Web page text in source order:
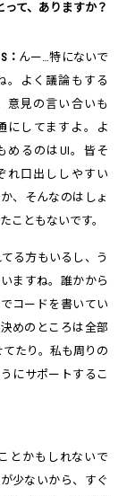
て、ありますか？
： んー…特にないで
。よく議論もする
意見の言い合いも
にしてますよ。よ
めるのはUI。皆そ
れ口出ししやすい
、そんなのはしょ
こともないです。
る方もいるし、う
ますね。誰かから
コードを書いてい
めのところは全部
たり。私も周りの
にサポートするこ
とかもしれないで
少ないから、すぐ